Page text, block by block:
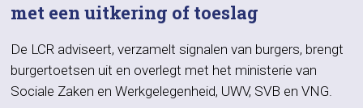
met een uitkering of toeslag
De LCR adviseert, verzamelt signalen van burgers, brengt
burgertoetsen uit en overlegt met het ministerie van
Sociale Zaken en Werkgelegenheid, UWV, SVB en VNG.